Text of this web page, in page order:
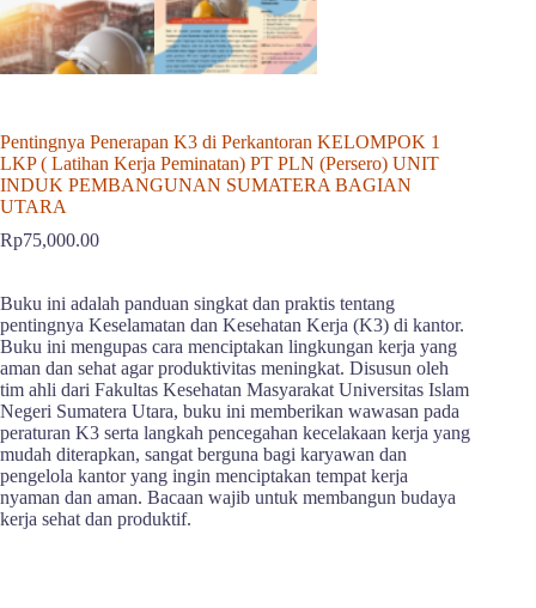
Pentingnya Penerapan K3 di Perkantoran KELOMPOK 1
LKP ( Latihan Kerja Peminatan) PT PLN (Persero) UNIT
INDUK PEMBANGUNAN SUMATERA BAGIAN
UTARA
Rp75,000.00
Buku ini adalah panduan singkat dan praktis tentang
pentingnya Keselamatan dan Kesehatan Kerja (K3) di kantor.
Buku ini mengupas cara menciptakan lingkungan kerja yang
aman dan sehat agar produktivitas meningkat. Disusun oleh
tim ahli dari Fakultas Kesehatan Masyarakat Universitas Islam
Negeri Sumatera Utara, buku ini memberikan wawasan pada
peraturan K3 serta langkah pencegahan kecelakaan kerja yang
mudah diterapkan, sangat berguna bagi karyawan dan
pengelola kantor yang ingin menciptakan tempat kerja
nyaman dan aman. Bacaan wajib untuk membangun budaya
kerja sehat dan produktif.